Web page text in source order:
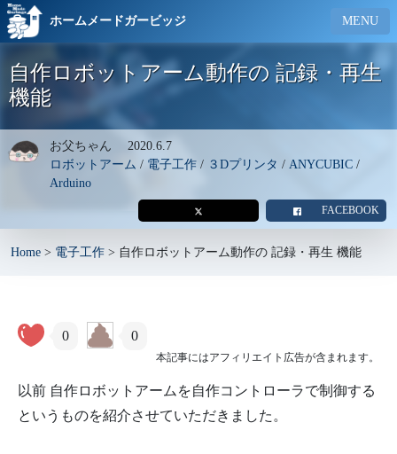
ホームメードガービッジ MENU
自作ロボットアーム動作の 記録・再生
機能
お父ちゃん 2020.6.7
ロボットアーム / 電子工作 / ３Dプリンタ / ANYCUBIC /
Arduino
FACEBOOK
Home > 電子工作 > 自作ロボットアーム動作の 記録・再生 機能
本記事にはアフィリエイト広告が含まれます。
0 0
以前 自作ロボットアームを自作コントローラで制御する
というものを紹介させていただきました。